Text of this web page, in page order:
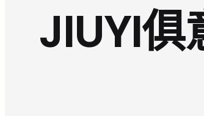
JIUYI俱